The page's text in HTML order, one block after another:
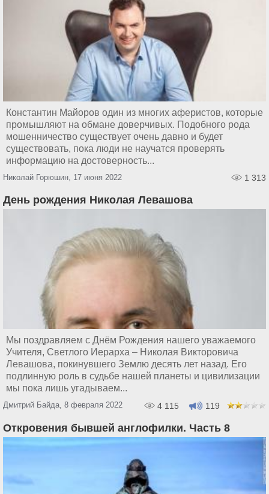
Константин Майоров один из многих аферистов, которые
промышляют на обмане доверчивых. Подобного рода
мошенничество существует очень давно и будет
существовать, пока люди не научатся проверять
информацию на достоверность...
Николай Горюшин, 17 июня 2022 1 313
День рождения Николая Левашова
Мы поздравляем с Днём Рождения нашего уважаемого
Учителя, Светлого Иерарха – Николая Викторовича
Левашова, покинувшего Землю десять лет назад. Его
подлинную роль в судьбе нашей планеты и цивилизации
мы пока лишь угадываем...
Дмитрий Байда, 8 февраля 2022 4 115 119
Откровения бывшей англофилки. Часть 8